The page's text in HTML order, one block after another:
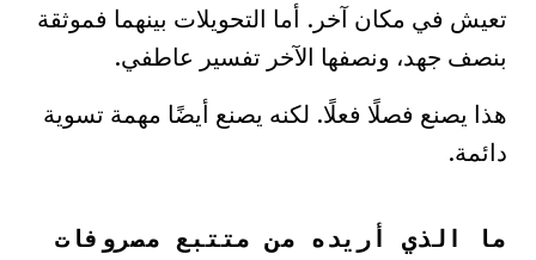
تعيش في مكان آخر. أما التحويلات بينهما فموثقة
بنصف جهد، ونصفها الآخر تفسير عاطفي.
هذا يصنع فصلًا فعلًا. لكنه يصنع أيضًا مهمة تسوية
دائمة.
ما الذي أريده من متتبع مصروفات